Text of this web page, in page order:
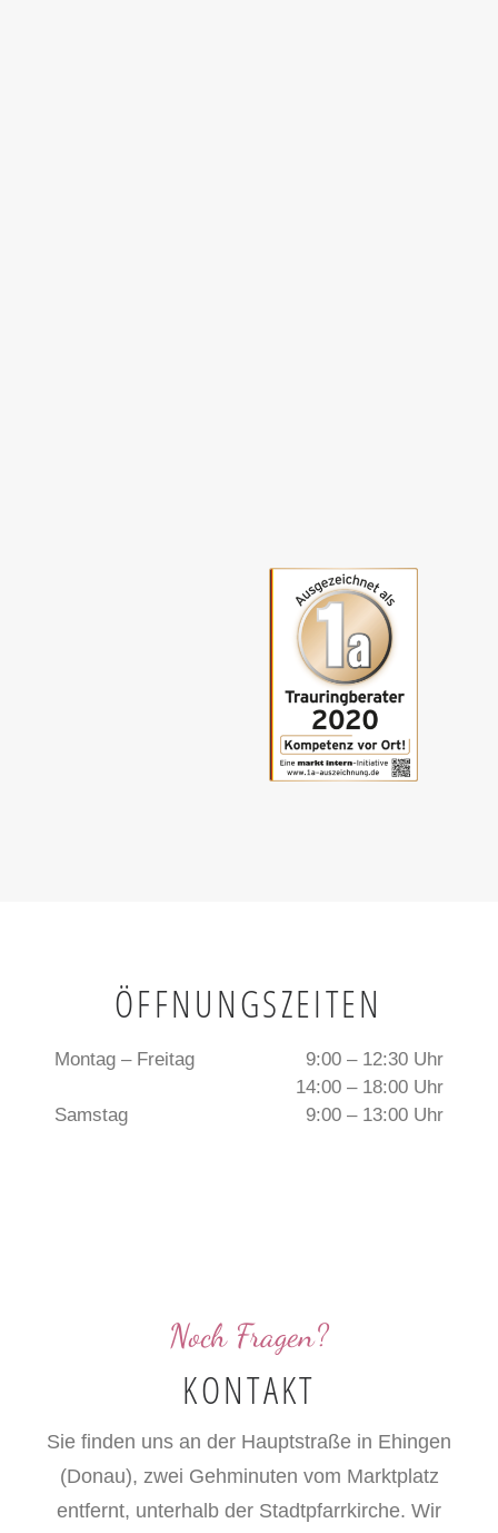
ÖFFNUNGSZEITEN
Montag – Freitag
9:00 – 12:30 Uhr
14:00 – 18:00 Uhr
Samstag
9:00 – 13:00 Uhr
Noch Fragen?
KONTAKT
Sie finden uns an der Hauptstraße in Ehingen
(Donau), zwei Gehminuten vom Marktplatz
entfernt, unterhalb der Stadtpfarrkirche. Wir